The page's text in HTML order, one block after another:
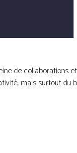
de collaborations
mais surtout du